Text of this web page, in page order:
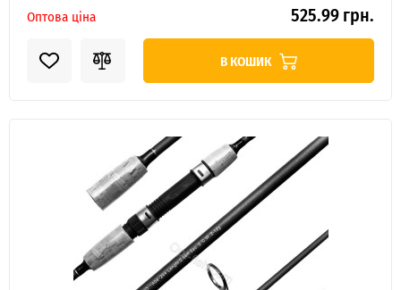
Оптова ціна 525.99 грн.
В КОШИК